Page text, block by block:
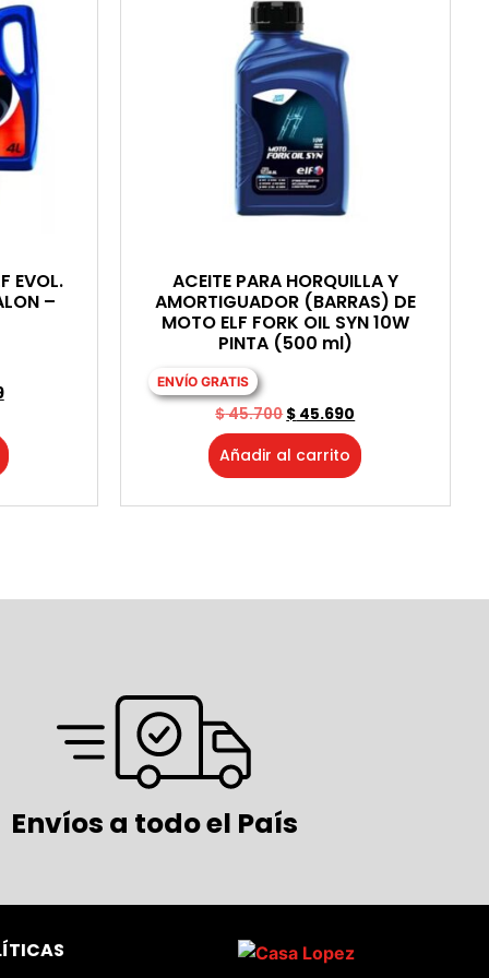
EVOL.
–
ACEITE PARA HORQUILLA Y
AMORTIGUADOR (BARRAS) DE
MOTO ELF FORK OIL SYN 10W
PINTA (500 ml)
ENVÍO GRATIS
$45.700$ 45.690
Añadir al carrito
Envíos a todo el País